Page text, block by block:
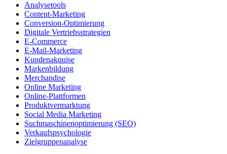
Analysetools
Content-Marketing
Conversion-Optimierung
Digitale Vertriebsstrategien
E-Commerce
E-Mail-Marketing
Kundenakquise
Markenbildung
Merchandise
Online Marketing
Online-Plattformen
Produktvermarktung
Social Media Marketing
Suchmaschinenoptimierung (SEO)
Verkaufspsychologie
Zielgruppenanalyse